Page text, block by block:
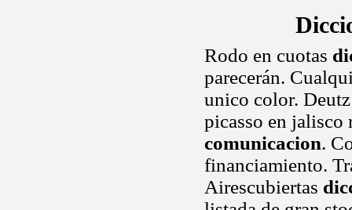
Rodo en cuotas
parecerán.
unico color.
picasso en jalisco
comunicacion.
financiamiento.
Airescubiertas